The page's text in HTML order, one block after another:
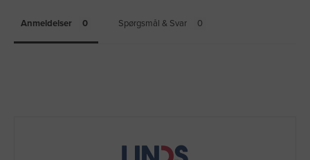
Anmeldelser Spørgsmål & Svar